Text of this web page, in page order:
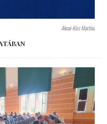
Aknai-Kiss Martina